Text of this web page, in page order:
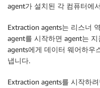
agent가 설치된 각 컴퓨터에
Extraction agents는 리스너
agent를 시작하면 agent는
agents에게 데이터 웨어하우
냅니다.
Extraction agents를 시작하